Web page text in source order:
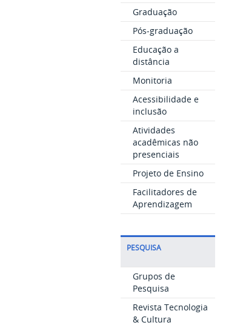
Graduação
Pós-graduação
Educação a
distância
Monitoria
Acessibilidade e
inclusão
Atividades
acadêmicas não
presenciais
Projeto de Ensino
Facilitadores de
Aprendizagem
PESQUISA
Grupos de
Pesquisa
Revista Tecnologia
& Cultura